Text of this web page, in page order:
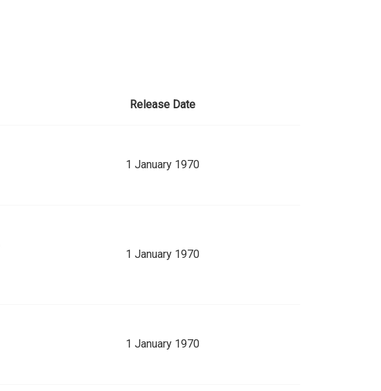
Release Date
1 January 1970
1 January 1970
1 January 1970